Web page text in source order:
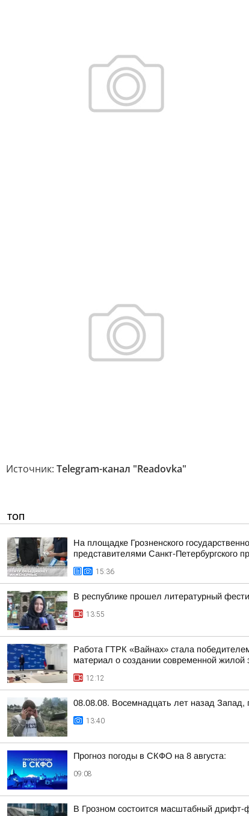
Источник: Telegram-канал "Readovka"
ТОП
На площадке Грозненского
представителями Санкт-Петербургского
15:36
В республике прошел литературный
13:55
Работа ГТРК «Вайнах» стала
материал о создании современной жилой
12:12
08.08.08. Восемнадцать лет назад Запад,
13:40
Прогноз погоды в СКФО на 8 августа:
09:08
В Грозном состоится масштабный дрифт-